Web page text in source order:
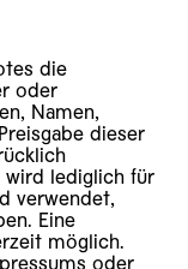
die
oder
Namen,
dieser
wird lediglich für
verwendet,
Eine
möglich.
oder